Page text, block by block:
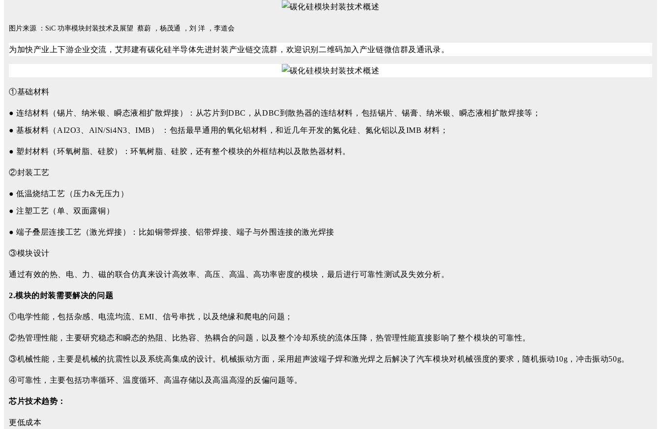
图片来源 ：SiC 功率模块封装技术及展望 蔡蔚 ，杨茂通 ，刘 洋 ，李道会
为加快产业上下游企业交流，艾邦建有碳化硅半导体先进封装产业链交流群，欢迎识别二维码加入产业链微信群及通讯录。
①基础材料
● 连结材料（锡片、纳米银、瞬态液相扩散焊接）：从芯片到DBC，从DBC到散热器的连结材料，包括锡片、锡膏、纳米银、瞬态液相扩散焊接等；
● 基板材料（AI2O3、AlN/Si4N3、IMB） ：包括最早通用的氧化铝材料，和近几年开发的氮化硅、氮化铝以及IMB 材料；
● 塑封材料（环氧树脂、硅胶）：环氧树脂、硅胶，还有整个模块的外框结构以及散热器材料。
②封装工艺
● 低温烧结工艺（压力&无压力）
● 注塑工艺（单、双面露铜）
● 端子叠层连接工艺（激光焊接）：比如铜带焊接、铝带焊接、端子与外围连接的激光焊接
③模块设计
通过有效的热、电、力、磁的联合仿真来设计高效率、高压、高温、高功率密度的模块，最后进行可靠性测试及失效分析。
2.模块的封装需要解决的问题
①电学性能，包括杂感、电流均流、EMI、信号串扰，以及绝缘和爬电的问题；
②热管理性能，主要研究稳态和瞬态的热阻、比热容、热耦合的问题，以及整个冷却系统的流体压降，热管理性能直接影响了整个模块的可靠性。
③机械性能，主要是机械的抗震性以及系统高集成的设计。机械振动方面，采用超声波端子焊和激光焊之后解决了汽车模块对机械强度的要求，随机振动10g，冲击振动50g。
④可靠性，主要包括功率循环、温度循环、高温存储以及高温高湿的反偏问题等。
芯片技术趋势：
更低成本